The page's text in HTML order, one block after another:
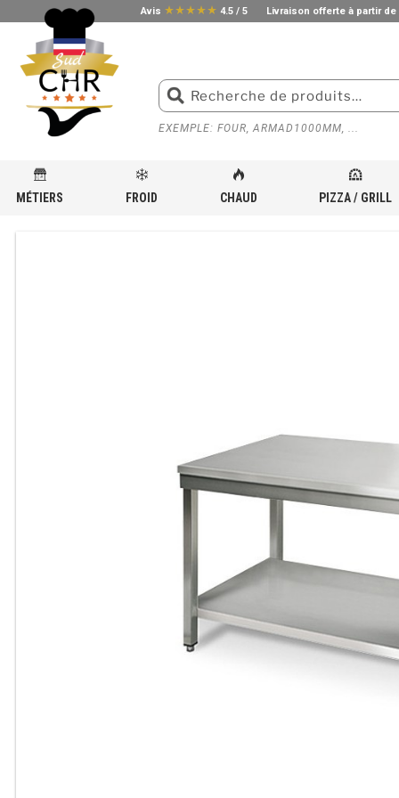
Avis star_ratestar_ratestar_ratestar_ratestar_rate 4.5 / 5 Livraison offerte à partir de
EXEMPLE: FOUR, ARMAD1000MM, ...
MÉTIERS FROID CHAUD PIZZA / GRILL
ACCUEIL »BOUTIQUE ÉQUIPEMENT INOX POUR CUISINE PROFESSIONNELLE »TABLE DE